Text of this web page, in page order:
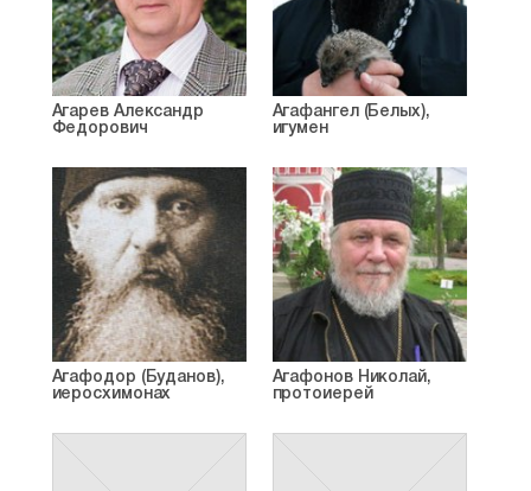
Агарев Александр
Федорович
Агафангел (Белых),
игумен
Агафодор (Буданов),
иеросхимонах
Агафонов Николай,
протоиерей